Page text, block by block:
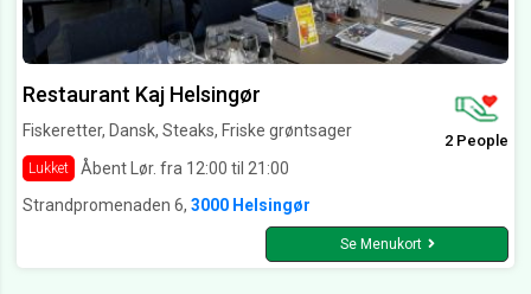
Restaurant Kaj Helsingør
Fiskeretter, Dansk, Steaks, Friske grøntsager
Lukket Åbent Lør. fra 12:00 til 21:00
2 People
Strandpromenaden 6, 3000 Helsingør
Se Menukort